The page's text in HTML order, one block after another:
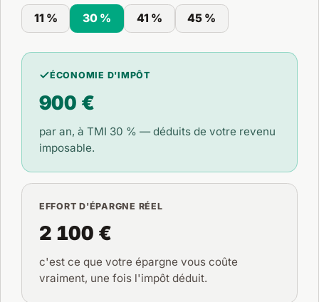
11 % 30 % 41 % 45 %
ÉCONOMIE D'IMPÔT
900 €
par an, à TMI 30 % — déduits de votre revenu
imposable.
EFFORT D'ÉPARGNE RÉEL
2 100 €
c'est ce que votre épargne vous coûte
vraiment, une fois l'impôt déduit.